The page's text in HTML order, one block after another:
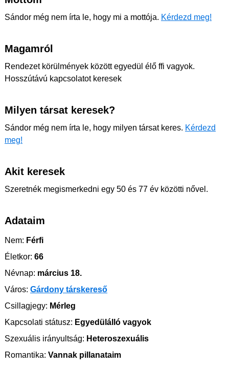
Sándor még nem írta le, hogy mi a mottója. Kérdezd meg!
Magamról
Rendezet körülmények között egyedül élő ffi vagyok.
Hosszútávú kapcsolatot keresek
Milyen társat keresek?
Sándor még nem írta le, hogy milyen társat keres. Kérdezd
meg!
Akit keresek
Szeretnék megismerkedni egy 50 és 77 év közötti nővel.
Adataim
Nem: Férfi
Életkor: 66
Névnap: március 18.
Város: Gárdony társkereső
Csillagjegy: Mérleg
Kapcsolati státusz: Egyedülálló vagyok
Szexuális irányultság: Heteroszexuális
Romantika: Vannak pillanataim